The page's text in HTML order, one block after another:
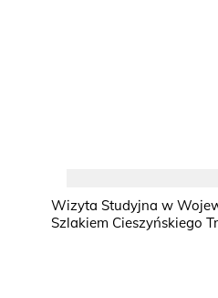
Wizyta Studyjna w
Szlakiem Cieszyńskiego